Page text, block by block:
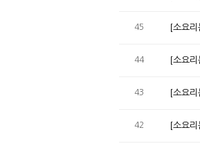
45 [소요
44 [소요
43 [소요
42 [소요